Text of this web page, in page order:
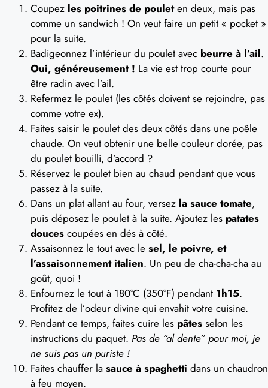
Coupez les poitrines de pouleten deux, mais pas
comme un sandwich ! On veut faire un petit « pocket »
pour la suite.
Badigeonnez l’intérieur du poulet avec beurre à l’ail.
Oui, généreusement ! La vie est trop courte pour
être radin avec l’ail.
Refermez le poulet (les côtés doivent se rejoindre, pas
comme votre ex).
Faites saisir le poulet des deux côtés dans une poêle
chaude. On veut obtenir une belle couleur dorée, pas
du poulet bouilli, d’accord ?
Réservez le poulet bien au chaud pendant que vous
passez à la suite.
Dans un plat allant au four, versez la sauce tomate,
puis déposez le poulet à la suite. Ajoutez les patates
douces coupées en dés à côté.
Assaisonnez le tout avec le sel, le poivre, et
l’assaisonnement italien. Un peu de cha-cha-cha au
goût, quoi !
Enfournez le tout à 180°C (350°F) pendant 1h15.
Profitez de l’odeur divine qui envahit votre cuisine.
Pendant ce temps, faites cuire les pâtes selon les
instructions du paquet. Pas de “al dente” pour moi, je
ne suis pas un puriste !
Faites chauffer la sauce à spaghetti dans un chaudron
à feu moyen.